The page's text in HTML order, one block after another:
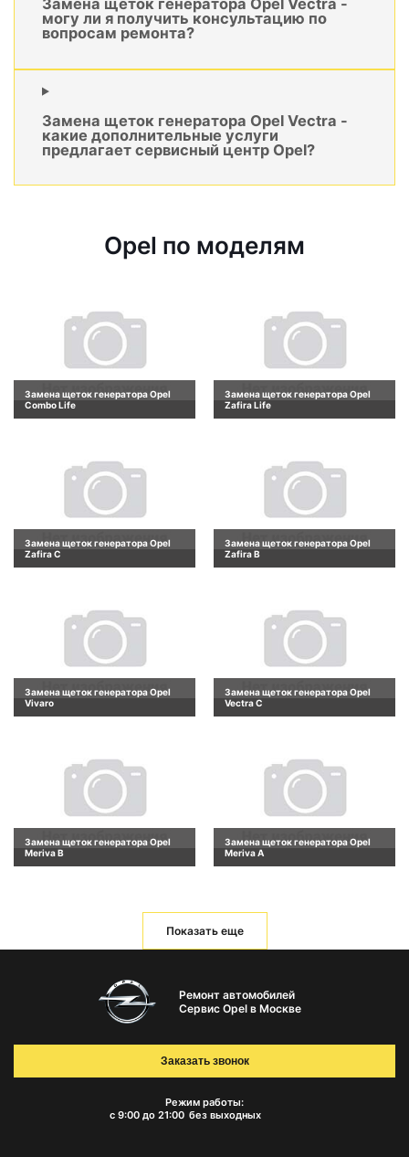
Замена щеток генератора Opel Vectra -
могу ли я получить консультацию по
вопросам ремонта?
Замена щеток генератора Opel Vectra -
какие дополнительные услуги
предлагает сервисный центр Opel?
Opel по моделям
Замена щеток генератора Opel
Combo Life
Замена щеток генератора Opel
Zafira Life
Замена щеток генератора Opel
Zafira C
Замена щеток генератора Opel
Zafira B
Замена щеток генератора Opel
Vivaro
Замена щеток генератора Opel
Vectra C
Замена щеток генератора Opel
Meriva B
Замена щеток генератора Opel
Meriva A
Показать еще
Ремонт автомобилей
Сервис Opel в Москве
Режим работы:
с 9:00 до 21:00 без выходных
Заказать звонок